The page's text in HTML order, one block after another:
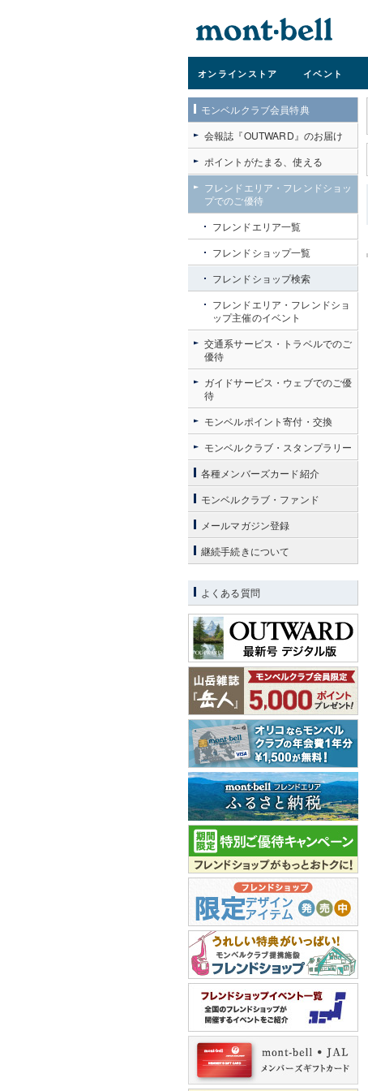
オンラインストア イベント
モンベルクラブ会員特典
会報誌『OUTWARD』のお届け
ポイントがたまる、使える
フレンドエリア・フレンドショッ
プでのご優待
フレンドエリア一覧
フレンドショップ一覧
フレンドショップ検索
フレンドエリア・フレンドショ
ップ主催のイベント
交通系サービス・トラベルでのご
優待
ガイドサービス・ウェブでのご優
待
モンベルポイント寄付・交換
モンベルクラブ・スタンプラリー
各種メンバーズカード紹介
モンベルクラブ・ファンド
メールマガジン登録
継続手続きについて
よくある質問